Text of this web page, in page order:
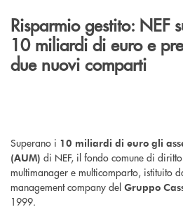
Risparmio gestito: NEF
10 miliardi di euro e
due nuovi comparti
Superano i 10 miliardi di euro gli
(AUM) di NEF, il fondo comune di diritto
multimanager e multicomparto, istituito
management company del Gruppo
1999.